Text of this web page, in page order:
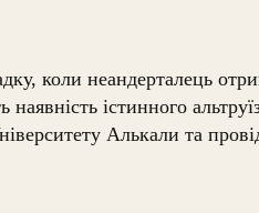
коли неандерталець
істинного
Алькали та